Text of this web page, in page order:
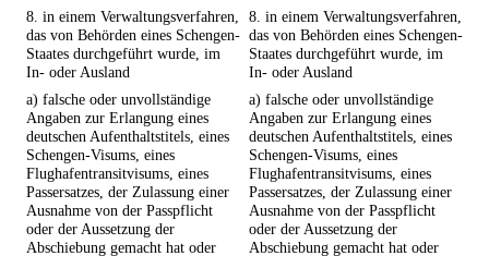
8. in einem Verwaltungsverfahren,
das von Behörden eines Schengen-
Staates durchgeführt wurde, im
In- oder Ausland
8. in einem Verwaltungsverfahren,
das von Behörden eines Schengen-
Staates durchgeführt wurde, im
In- oder Ausland
a) falsche oder unvollständige
Angaben zur Erlangung eines
deutschen Aufenthaltstitels, eines
Schengen-Visums, eines
Flughafentransitvisums, eines
Passersatzes, der Zulassung einer
Ausnahme von der Passpflicht
oder der Aussetzung der
Abschiebung gemacht hat oder
a) falsche oder unvollständige
Angaben zur Erlangung eines
deutschen Aufenthaltstitels, eines
Schengen-Visums, eines
Flughafentransitvisums, eines
Passersatzes, der Zulassung einer
Ausnahme von der Passpflicht
oder der Aussetzung der
Abschiebung gemacht hat oder